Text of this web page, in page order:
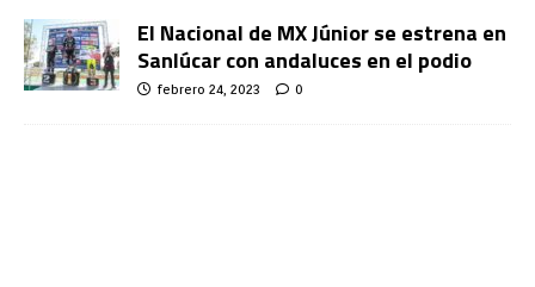
El Nacional de MX Júnior se estrena en
Sanlúcar con andaluces en el podio
febrero 24, 2023 0